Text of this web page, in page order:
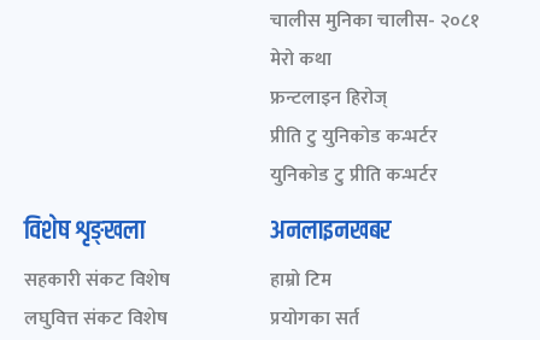
चालीस मुनिका चालीस- २०८१
मेरो कथा
फ्रन्टलाइन हिरोज्
प्रीति टु युनिकोड कन्भर्टर
युनिकोड टु प्रीति कन्भर्टर
विशेष शृङ्खला
सहकारी संकट विशेष
लघुवित्त संकट विशेष
अनलाइनखबर
हाम्रो टिम
प्रयोगका सर्त